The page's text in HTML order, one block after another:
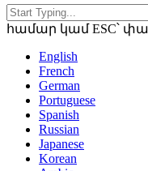
համար կամ ESC՝
English
French
German
Portuguese
Spanish
Russian
Japanese
Korean